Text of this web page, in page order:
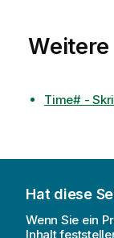
Time# -
Hat diese
Wenn Sie ein
Inhalt